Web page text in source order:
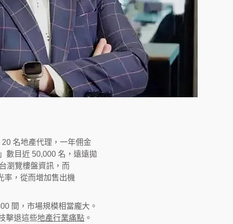
名地產代理，一年佣金
數目近 50,000 名，遠遠拋
瀏覽樓盤資訊，而
率，從而增加售出機
間，市場規模相當龐大。
擊退這些地產行業痛點 。